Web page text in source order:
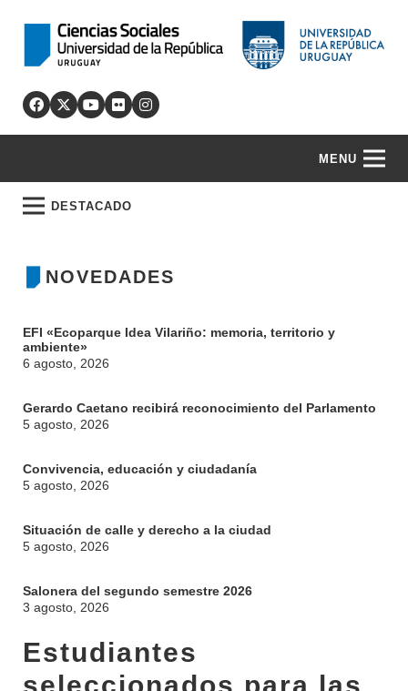
MENU
DESTACADO
NOVEDADES
EFI «Ecoparque Idea Vilariño: memoria, territorio y
ambiente»
6 agosto, 2026
Gerardo Caetano recibirá reconocimiento del Parlamento
5 agosto, 2026
Convivencia, educación y ciudadanía
5 agosto, 2026
Situación de calle y derecho a la ciudad
5 agosto, 2026
Salonera del segundo semestre 2026
3 agosto, 2026
Estudiantes